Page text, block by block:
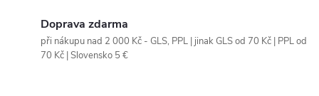
Doprava zdarma
při nákupu nad 2 000 Kč - GLS, PPL | jinak GLS od 70 Kč | PPL od
70 Kč | Slovensko 5 €